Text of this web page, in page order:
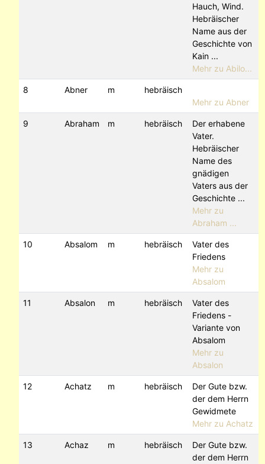
Hauch, Wind.
Hebräischer
Name aus der
Geschichte von
Kain ...
Mehr zu Abilo...
8 Abner m
hebräisch
Mehr zu Abner
9 Abraham m hebräisch
Der erhabene
Vater.
Hebräischer
Name des
gnädigen
Vaters aus der
Geschichte ...
Mehr zu
Abraham ...
10 Absalom m hebräisch
Vater des
Friedens
Mehr zu
Absalom
11 Absalon m hebräisch
Vater des
Friedens -
Variante von
Absalom
Mehr zu
Absalon
12 Achatz m hebräisch
Der Gute bzw.
der dem Herrn
Gewidmete
Mehr zu Achatz
13 Achaz m hebräisch
Der Gute bzw.
der dem Herrn